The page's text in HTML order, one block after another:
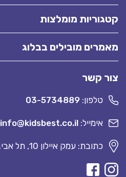
קטגוריות מומלצות
מאמרים מובילים בבלוג
צור קשר
טלפון: 03-5734889
אימייל: info@kidsbest.co.il
כתובת: עמק איילון 10, תל אביב.